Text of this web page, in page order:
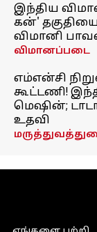
இந்திய
கன்'
விமானி
விமானப்படை
எம்என்சி
கூட்டணி!
மெஷின்;
உதவி